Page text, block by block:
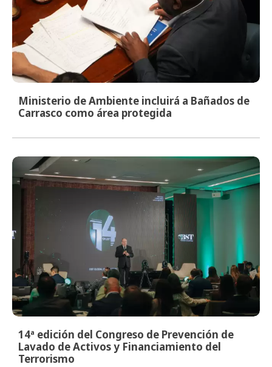
Ministerio de Ambiente incluirá a Bañados de
Carrasco como área protegida
14ª edición del Congreso de Prevención de
Lavado de Activos y Financiamiento del
Terrorismo